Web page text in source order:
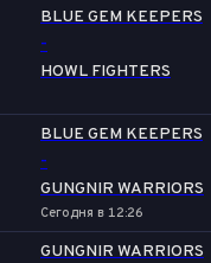
BLUE GEM KEEPERS
-
HOWL FIGHTERS
BLUE GEM KEEPERS
-
GUNGNIR WARRIORS
Сегодня в 12:26
GUNGNIR WARRIORS